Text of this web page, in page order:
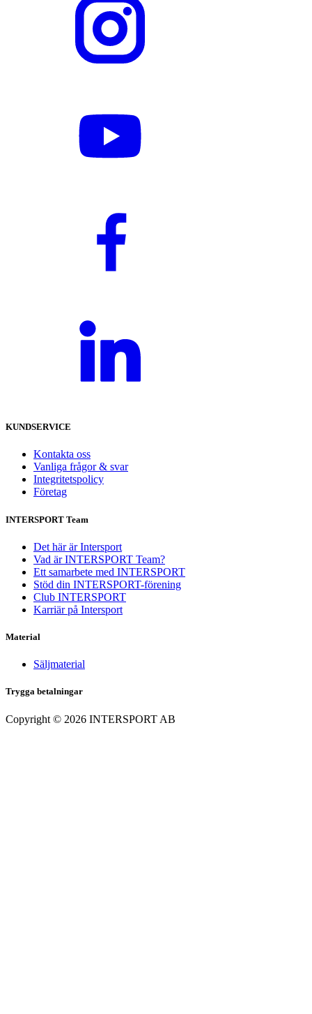
KUNDSERVICE
Kontakta oss
Vanliga frågor & svar
Integritetspolicy
Företag
INTERSPORT Team
Det här är Intersport
Vad är INTERSPORT Team?
Ett samarbete med INTERSPORT
Stöd din INTERSPORT-förening
Club INTERSPORT
Karriär på Intersport
Material
Säljmaterial
Trygga betalningar
Copyright © 2026 INTERSPORT AB